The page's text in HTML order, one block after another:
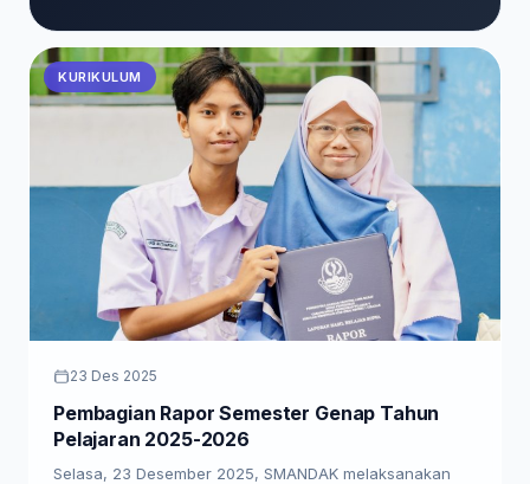
KURIKULUM
23 Des 2025
Pembagian Rapor Semester Genap Tahun
Pelajaran 2025-2026
Selasa, 23 Desember 2025, SMANDAK melaksanakan